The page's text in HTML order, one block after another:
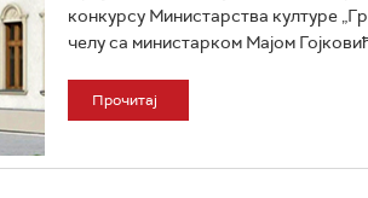
конкурсу Министарства културе
челу са министарком Мајом
Прочитај